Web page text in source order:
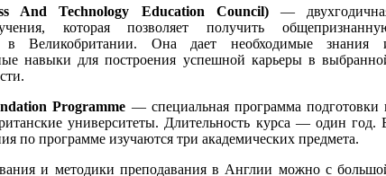
And Technology Education Council)—
которая позволяет получить
в Великобритании. Она дает необходимые знания
навыки для построения успешной карьеры в
Programme — специальная программа подготовки
университеты. Длительность курса — один год.
по программе изучаются три академических предмета.
и методики преподавания в Англии можно с